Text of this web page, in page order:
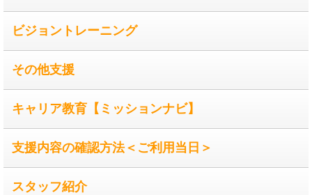
ビジョントレーニング
その他支援
キャリア教育【ミッションナビ】
支援内容の確認方法＜ご利用当日＞
スタッフ紹介